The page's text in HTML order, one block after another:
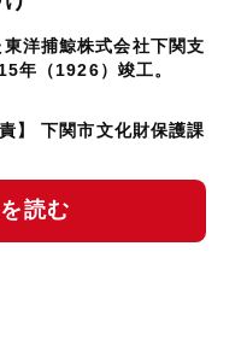
洋捕鯨株式会社下関支
年（1926）竣工。
責】 下関市文化財保護課
読む